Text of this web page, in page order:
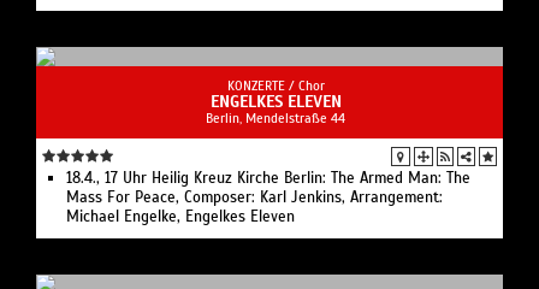
KONZERTE / Chor
ENGELKES ELEVEN
Berlin, Mendelstraße 44
18.4., 17 Uhr Heilig Kreuz Kirche Berlin: The Armed Man: The
Mass For Peace, Composer: Karl Jenkins, Arrangement:
Michael Engelke, Engelkes Eleven